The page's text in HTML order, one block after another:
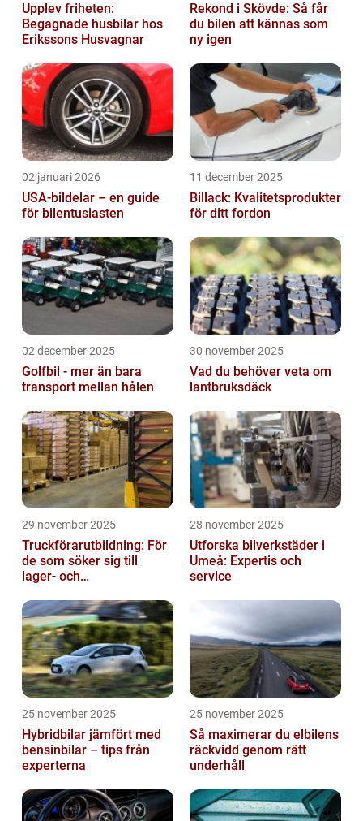
Upplev friheten:
Begagnade husbilar hos
Erikssons Husvagnar
Rekond i Skövde: Så får
du bilen att kännas som
ny igen
02 januari 2026
USA-bildelar – en guide
för bilentusiasten
11 december 2025
Billack: Kvalitetsprodukter
för ditt fordon
02 december 2025
Golfbil - mer än bara
transport mellan hålen
30 november 2025
Vad du behöver veta om
lantbruksdäck
29 november 2025
Truckförarutbildning: För
de som söker sig till
lager- och
28 november 2025
Utforska bilverkstäder i
Umeå: Expertis och
service
25 november 2025
Hybridbilar jämfört med
bensinbilar – tips från
experterna
25 november 2025
Så maximerar du elbilens
räckvidd genom rätt
underhåll